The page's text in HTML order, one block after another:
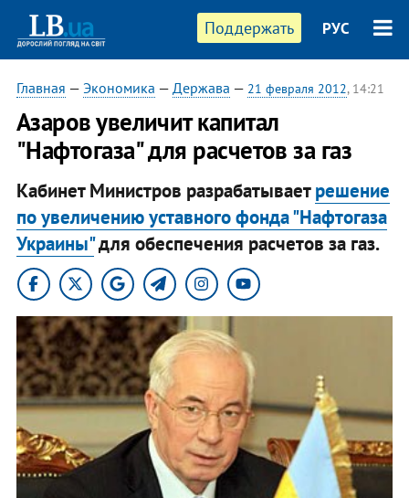
Поддержать РУС
Главная — Экономика — Держава — 21 февраля 2012, 14:21
Азаров увеличит капитал
"Нафтогаза" для расчетов за газ
Кабинет Министров разрабатываетрешение
по увеличению уставного фонда "Нафтогаза
Украины"для обеспечения расчетов за газ.